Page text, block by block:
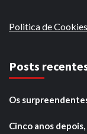
Politica de Cookies
Posts
Os
Cinco anos